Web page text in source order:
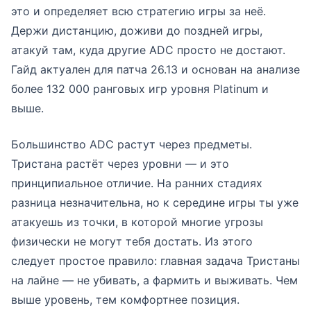
это и определяет всю стратегию игры за неё.
Держи дистанцию, доживи до поздней игры,
атакуй там, куда другие ADC просто не достают.
Гайд актуален для патча 26.13 и основан на анализе
более 132 000 ранговых игр уровня Platinum и
выше.
Большинство ADC растут через предметы.
Тристана растёт через уровни — и это
принципиальное отличие. На ранних стадиях
разница незначительна, но к середине игры ты уже
атакуешь из точки, в которой многие угрозы
физически не могут тебя достать. Из этого
следует простое правило: главная задача Тристаны
на лайне — не убивать, а фармить и выживать. Чем
выше уровень, тем комфортнее позиция.